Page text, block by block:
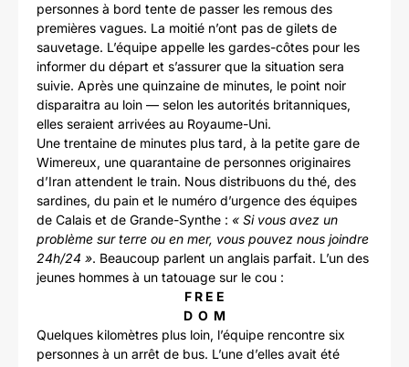
personnes à bord tente de passer les remous des
premières vagues. La moitié n’ont pas de gilets de
sauvetage. L’équipe appelle les gardes-côtes pour les
informer du départ et s’assurer que la situation sera
suivie. Après une quinzaine de minutes, le point noir
disparaitra au loin — selon les autorités britanniques,
elles seraient arrivées au Royaume-Uni.
Une trentaine de minutes plus tard, à la petite gare de
Wimereux, une quarantaine de personnes originaires
d’Iran attendent le train. Nous distribuons du thé, des
sardines, du pain et le numéro d’urgence des équipes
de Calais et de Grande-Synthe : « Si vous avez un
problème sur terre ou en mer, vous pouvez nous joindre
24h/24 ». Beaucoup parlent un anglais parfait. L’un des
jeunes hommes à un tatouage sur le cou :
F R E E
D O M
Quelques kilomètres plus loin, l’équipe rencontre six
personnes à un arrêt de bus. L’une d’elles avait été